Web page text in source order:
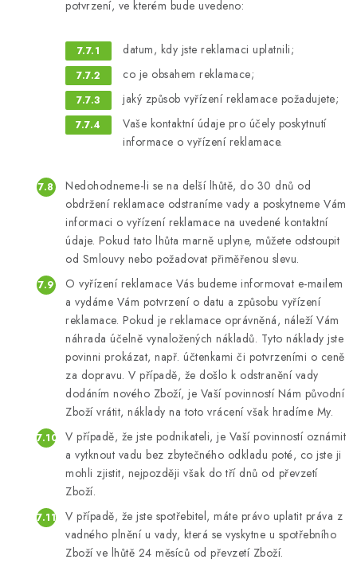
potvrzení, ve kterém bude uvedeno:
datum, kdy jste reklamaci uplatnili;
co je obsahem reklamace;
jaký způsob vyřízení reklamace požadujete;
Vaše kontaktní údaje pro účely poskytnutí
informace o vyřízení reklamace.
Nedohodneme-li se na delší lhůtě, do 30 dnů od
obdržení reklamace odstraníme vady a poskytneme Vám
informaci o vyřízení reklamace na uvedené kontaktní
údaje. Pokud tato lhůta marně uplyne, můžete odstoupit
od Smlouvy nebo požadovat přiměřenou slevu.
O vyřízení reklamace Vás budeme informovat e-mailem
a vydáme Vám potvrzení o datu a způsobu vyřízení
reklamace. Pokud je reklamace oprávněná, náleží Vám
náhrada účelně vynaložených nákladů. Tyto náklady jste
povinni prokázat, např. účtenkami či potvrzeními o ceně
za dopravu. V případě, že došlo k odstranění vady
dodáním nového Zboží, je Vaší povinností Nám původní
Zboží vrátit, náklady na toto vrácení však hradíme My.
V případě, že jste podnikateli, je Vaší povinností oznámit
a vytknout vadu bez zbytečného odkladu poté, co jste ji
mohli zjistit, nejpozději však do tří dnů od převzetí
Zboží.
V případě, že jste spotřebitel, máte právo uplatit práva z
vadného plnění u vady, která se vyskytne u spotřebního
Zboží ve lhůtě 24 měsíců od převzetí Zboží.